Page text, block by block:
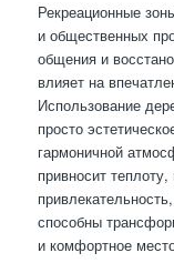
Рекреационные
и общественных
общения и
влияет на
Использование
просто
гармоничной
привносит
способны
и комфортное